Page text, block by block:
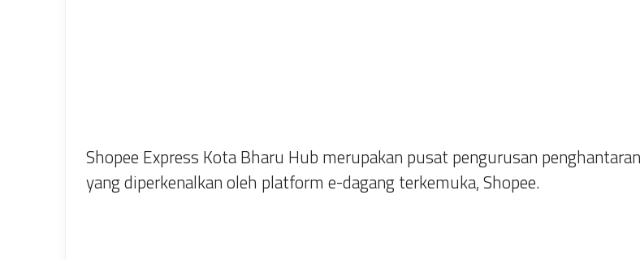
Shopee Express Kota Bharu Hub merupakan pusat pengurusan
yang diperkenalkan oleh platform e-dagang terkemuka, Shopee.